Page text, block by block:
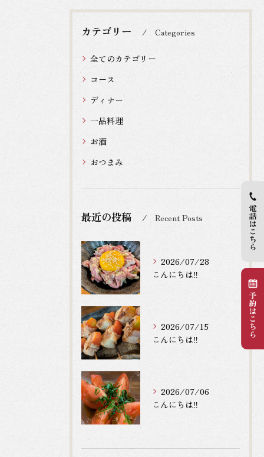
カテゴリー Categories
全てのカテゴリー
コース
ディナー
一品料理
お酒
おつまみ
最近の投稿 Recent Posts
2026/07/28
こんにちは‼️
2026/07/15
こんにちは‼️
2026/07/06
こんにちは‼️